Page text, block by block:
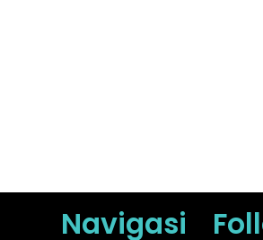
Navigasi